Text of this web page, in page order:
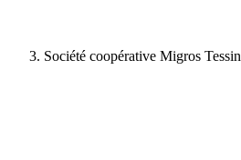
Société coopérative Migros Tessin